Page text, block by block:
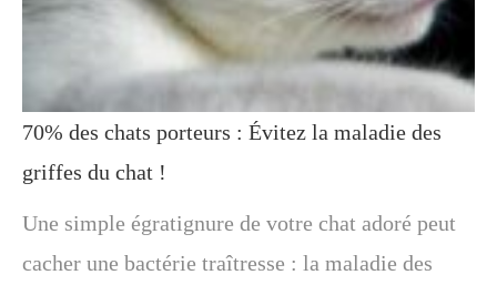
70% des chats porteurs : Évitez la maladie des
griffes du chat !
Une simple égratignure de votre chat adoré peut
cacher une bactérie traîtresse : la maladie des